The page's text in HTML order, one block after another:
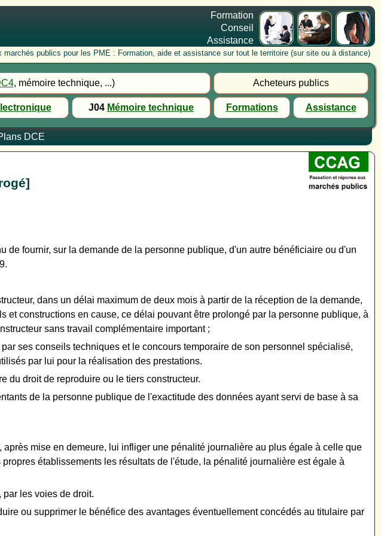
Formation
Conseil
Assistance
marchés publics pour les PME : Formation, aide et assistance sur tout le territoire (sur site ou à distance)
, mémoire technique, ...) Acheteurs publics
J04 Mémoire technique Formations Assistance
DCE
fournir, sur la demande de la personne publique, d'un autre bénéficiaire ou d'un
dans un délai maximum de deux mois à partir de la réception de la demande,
constructions en cause, ce délai pouvant être prolongé par la personne publique, à
sans travail complémentaire important ;
ses conseils techniques et le concours temporaire de son personnel spécialisé,
par lui pour la réalisation des prestations.
du droit de reproduire ou le tiers constructeur.
de la personne publique de l'exactitude des données ayant servi de base à sa
mise en demeure, lui infliger une pénalité journalière au plus égale à celle que
établissements les résultats de l'étude, la pénalité journalière est égale à
les voies de droit.
ou supprimer le bénéfice des avantages éventuellement concédés au titulaire par